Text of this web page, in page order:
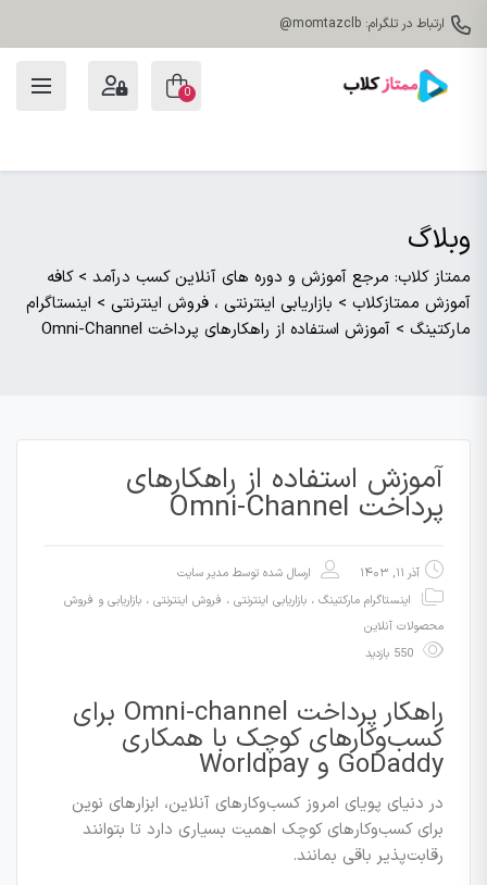
ارتباط در تلگرام: momtazclb@
0
وبلاگ
ممتاز کلاب: مرجع آموزش و دوره های آنلاین کسب درآمد > کافه
آموزش ممتازکلاب > بازاریابی اینترنتی ، فروش اینترنتی > اینستاگرام
مارکتینگ > آموزش استفاده از راهکارهای پرداخت Omni-Channel
آموزش استفاده از راهکارهای
پرداخت Omni-Channel
آذر ۱۱, ۱۴۰۳ ارسال شده توسط مدیر سایت
اینستاگرام مارکتینگ ، بازاریابی اینترنتی ، فروش اینترنتی ، بازاریابی و فروش
محصولات آنلاین
راهکار پرداخت Omni-channel برای
کسب‌وکارهای کوچک با همکاری
GoDaddy و Worldpay
در دنیای پویای امروز کسب‌وکارهای آنلاین، ابزارهای نوین
برای کسب‌وکارهای کوچک اهمیت بسیاری دارد تا بتوانند
رقابت‌پذیر باقی بمانند.